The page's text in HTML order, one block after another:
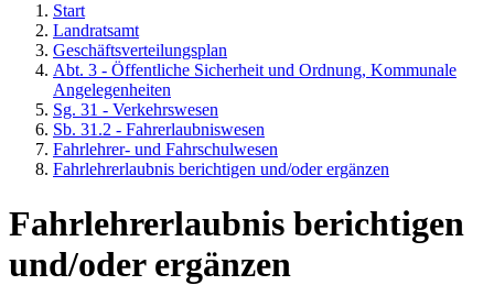
Start
Landratsamt
Geschäftsverteilungsplan
Abt. 3 - Öffentliche Sicherheit und Ordnung, Kommunale
Angelegenheiten
Sg. 31 - Verkehrswesen
Sb. 31.2 - Fahrerlaubniswesen
Fahrlehrer- und Fahrschulwesen
Fahrlehrerlaubnis berichtigen und/oder ergänzen
Fahrlehrerlaubnis berichtigen
und/oder ergänzen